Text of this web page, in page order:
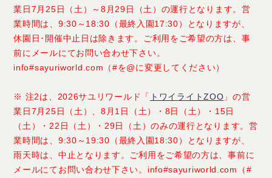
業日7月25日（土）～8月29日（土）の運行となります。営
業時間は、9:30～18:30（最終入園17:30）となりますが、
休園日･開催中止日は除きます。ご利用をご希望の方は、事
前にメールにてお問い合わせ下さい。
info#sayuriworld.com（#を@に変更してください）
※ 注2は、2026サユリワールド「 トワイライトZOO 」の営
業日7月25日（土）、8月1日（土）・8日（土）・15日
（土）・22日（土）・29日（土）のみの運行となります。営
業時間は、9:30～19:30（最終入園18:30）となりますが、
雨天時は、中止となります。ご利用をご希望の方は、事前に
メールにてお問い合わせ下さい。info#sayuriworld.com（#